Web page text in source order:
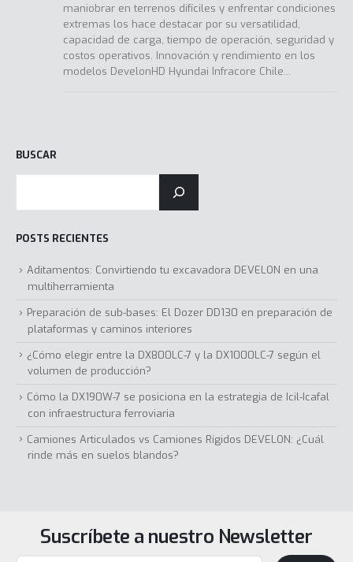
maniobrar en terrenos difíciles y enfrentar condiciones
extremas los hace destacar por su versatilidad,
capacidad de carga, tiempo de operación, seguridad y
costos operativos. Innovación y rendimiento en los
modelos DevelonHD Hyundai Infracore Chile...
BUSCAR
POSTS RECIENTES
Aditamentos: Convirtiendo tu excavadora DEVELON en una
multiherramienta
Preparación de sub-bases: El Dozer DD130 en preparación de
plataformas y caminos interiores
¿Cómo elegir entre la DX800LC-7 y la DX1000LC-7 según el
volumen de producción?
Cómo la DX190W-7 se posiciona en la estrategia de Icil-Icafal
con infraestructura ferroviaria
Camiones Articulados vs Camiones Rígidos DEVELON: ¿Cuál
rinde más en suelos blandos?
Suscríbete a nuestro Newsletter